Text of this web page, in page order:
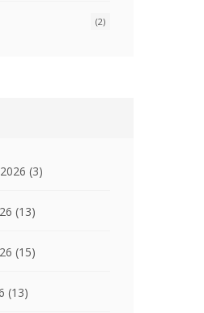
(2)
(3)
(13)
(15)
(13)